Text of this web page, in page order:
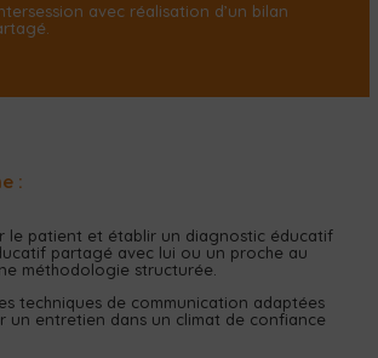
avec réalisation d’un bilan
:
le patient et établir un diagnostic éducatif
partagé avec lui ou un proche au
méthodologie structurée.
techniques de communication adaptées
un entretien dans un climat de confiance